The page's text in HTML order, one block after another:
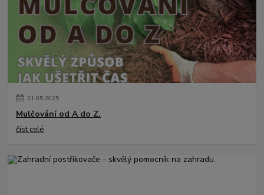
31.05.2025
Mulčování od A do Z.
číst celé